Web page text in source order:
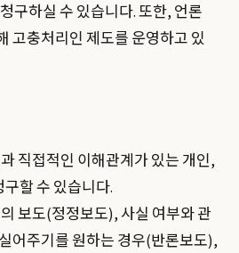
구하실 수 있습니다. 또한, 언론
고충처리인 제도를 운영하고 있
직접적인 이해관계가 있는 개인,
할 수 있습니다.
보도(정정보도), 사실 여부와 관
어주기를 원하는 경우(반론보도),